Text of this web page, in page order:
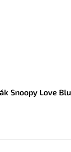
Snoopy Love